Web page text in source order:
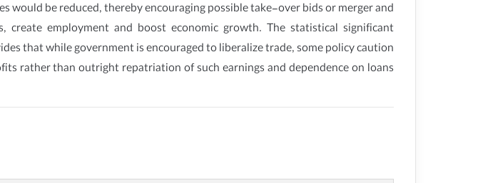
be reduced, thereby encouraging possible take-over bids or merger and
employment and boost economic growth. The statistical significant
that while government is encouraged to liberalize trade, some policy caution
rather than outright repatriation of such earnings and dependence on loans